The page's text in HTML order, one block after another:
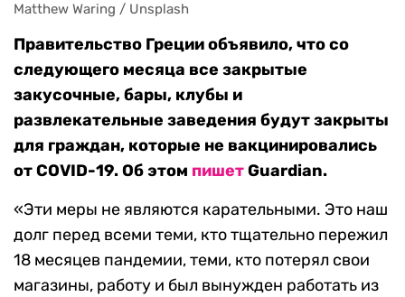
Matthew Waring / Unsplash
Правительство Греции объявило, что со
следующего месяца все закрытые
закусочные, бары, клубы и
развлекательные заведения будут закрыты
для граждан, которые не вакцинировались
от COVID-19. Об этом пишетGuardian.
«Эти меры не являются карательными. Это наш
долг перед всеми теми, кто тщательно пережил
18 месяцев пандемии, теми, кто потерял свои
магазины, работу и был вынужден работать из